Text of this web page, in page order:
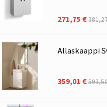
271,75 €
Allaskaappi
359,01 €